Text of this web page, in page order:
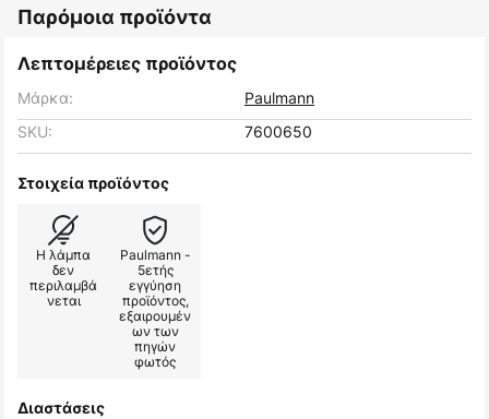
Παρόμοια προϊόντα
Λεπτομέρειες προϊόντος
Μάρκα:
Paulmann
SKU:
7600650
Στοιχεία προϊόντος
Η λάμπα
δεν
περιλαμβά
νεται
Paulmann -
5ετής
εγγύηση
προϊόντος,
εξαιρουμέν
ων των
πηγών
φωτός
Διαστάσεις